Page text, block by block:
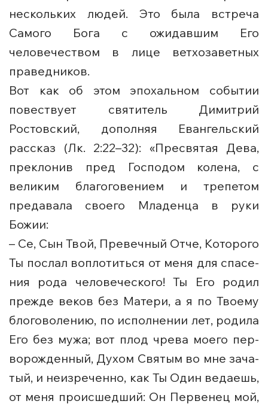
нескольких людей. Это была встреча
Самого Бога с ожидавшим Его
человечеством в лице ветхозаветных
праведников.
Вот как об этом эпохальном событии
повествует святитель Димитрий
Ростовский, дополняя Евангельский
рассказ (Лк. 2:22–32): «Пресвятая Дева,
преклонив пред Господом колена, с
великим благоговением и трепетом
предавала своего Младенца в руки
Божии:
– Се, Сын Твой, Пре­веч­ный От­че, Ко­то­ро­го
Ты по­слал во­пло­тить­ся от ме­ня для спа­се­
ния ро­да че­ло­ве­че­ско­го! Ты Его ро­дил
преж­де ве­ков без Ма­те­ри, а я по Тво­е­му
бло­го­во­ле­нию, по ис­пол­не­нии лет, ро­ди­ла
Его без му­жа; вот плод чре­ва мо­е­го пер­
во­рож­ден­ный, Ду­хом Свя­тым во мне за­ча­
тый, и неиз­ре­чен­но, как Ты Один ве­да­ешь,
от ме­ня про­ис­шед­ший: Он Пер­ве­нец мой,